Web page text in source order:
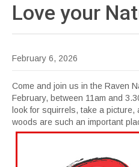
Love your
February 6, 2026
Come and join us in the Raven
February, between 11am and
look for squirrels, take a
woods are such an important